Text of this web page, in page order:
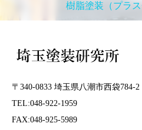
樹脂塗装（プラス
〒340-0833 埼玉県八潮市西袋784-2
TEL:048-922-1959
FAX:048-925-5989